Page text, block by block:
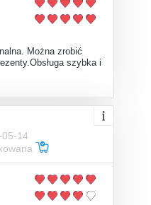
Można zrobić
szybka i
14